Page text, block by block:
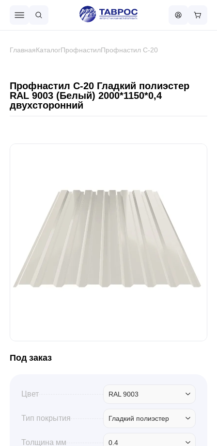
Металлочерепица
Сваи винтовые
Забор
Профили для гипсокартона
ГлавнаяКаталогПрофнастилПрофнастил С-20
Профнастил С-20 Гладкий полиэстер
RAL 9003 (Белый) 2000*1150*0,4
двухсторонний
Под заказ
Цвет RAL 9003
Тип покрытия Гладкий полиэстер
Толщина мм 0.4